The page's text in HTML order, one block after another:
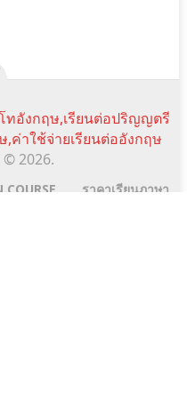
ทอังกฤษ,เรียนต่อปริญญตรี
ค่าใช้จ่ายเรียนต่ออังกฤษ
© 2026.
COURSE
ราคาเรียนภาษา